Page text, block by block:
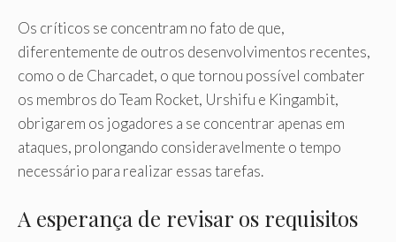
Os críticos se concentram no fato de que,
diferentemente de outros desenvolvimentos recentes,
como o de Charcadet, o que tornou possível combater
os membros do Team Rocket, Urshifu e Kingambit,
obrigarem os jogadores a se concentrar apenas em
ataques, prolongando consideravelmente o tempo
necessário para realizar essas tarefas.
A esperança de revisar os requisitos